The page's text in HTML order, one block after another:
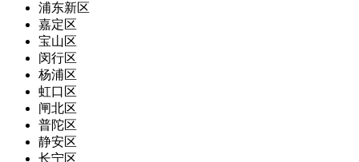
浦东新区
嘉定区
宝山区
闵行区
杨浦区
虹口区
闸北区
普陀区
静安区
长宁区